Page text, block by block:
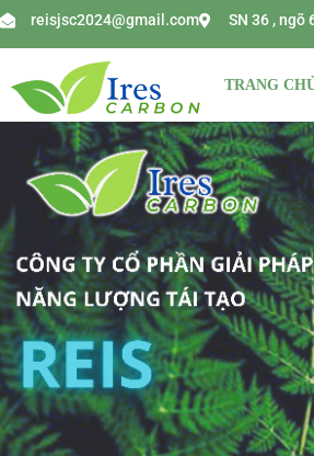
reisjsc2024@gmail.com SN 36 , ngõ
TRANG